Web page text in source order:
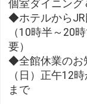
個室ダイニング
◆ホテルからJR
（10時半～20
要）
◆全館休業のお
（日）正午12
まで